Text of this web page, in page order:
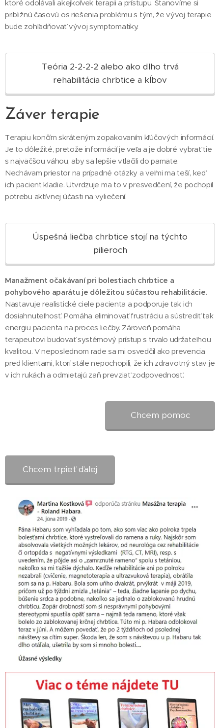
ktoré odolávali akejkoľvek terapii a prístupu. Stanovíme si
približnú časovú os riešenia problému s tým, že vývoj terapie
bude zohľadňovať vývoj symptomatiky.
Teória 2-2-2-2 alebo ako dlho trvá
rehabilitácia chrbtice a kĺbov
Záver terapie
Terapiu končím skráteným zopakovaním kľúčových informácií.
Je to dôležité, pretože informácií je veľa a je dobré vybrať tie
s najväčšou váhou, aby sa lepšie vtlačili do pamäte.
Nechávam priestor na prípadné otázky a veľmi ma teší, keď
ich pacient kladie. Utvrdzuje ma to v presvedčení, že pochopil
potrebu aktívnej účasti na vyliečení.
Úspešná liečba chrbtice stojí na týchto
pilieroch
Manažment očakávaní pri bolestiach chrbtice a
pohybového aparátu je dôležitou súčasťou rehabilitácie.
Nastavuje realistické ciele pacienta a podporuje tak ich
dosiahnuteľnosť. Pomáha eliminovať frustráciu a sústrediť tak
energiu pacienta na proces liečby. Zároveň pomáha
terapeutovi budovať systémový prístup s trvalo udržateľnou
kvalitou. V neposlednom rade sa mi osvedčil ako prevencia
pred klientami, ktorí stále nepochopili, že ich zdravotný stav je
v ich rukách a odmietajú zaň prevziať zodpovednosť.
Chcem pomoc
Chcem trpieť ďalej